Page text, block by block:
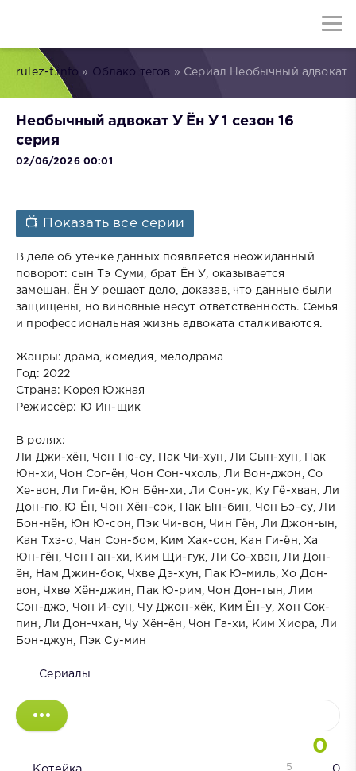
rulez-t.info » Облако тегов » Сериал Необычный адвокат
Необычный адвокат У Ён У 1 сезон 16
серия
02/06/2026 00:01
📺 Показать все серии
В деле об утечке данных появляется неожиданный
поворот: сын Тэ Суми, брат Ён У, оказывается
замешан. Ён У решает дело, доказав, что данные были
защищены, но виновные несут ответственность. Семья
и профессиональная жизнь адвоката сталкиваются.
Жанры: драма, комедия, мелодрама
Год: 2022
Страна: Корея Южная
Режиссёр: Ю Ин-щик
В ролях:
Ли Джи-хён, Чон Гю-су, Пак Чи-хун, Ли Сын-хун, Пак
Юн-хи, Чон Сог-ён, Чон Сон-чхоль, Ли Вон-джон, Со
Хе-вон, Ли Ги-ён, Юн Бён-хи, Ли Сон-ук, Ку Гё-хван, Ли
Дон-гю, Ю Ён, Чон Хён-сок, Пак Ын-бин, Чон Бэ-су, Ли
Бон-нён, Юн Ю-сон, Пэк Чи-вон, Чин Гён, Ли Джон-ын,
Кан Тхэ-о, Чан Сон-бом, Ким Хак-сон, Кан Ги-ён, Ха
Юн-гён, Чон Ган-хи, Ким Щи-гук, Ли Со-хван, Ли Дон-
ён, Нам Джин-бок, Чхве Дэ-хун, Пак Ю-миль, Хо Дон-
вон, Чхве Хён-джин, Пак Ю-рим, Чон Дон-гын, Лим
Сон-джэ, Чон И-сун, Чу Джон-хёк, Ким Ён-у, Хон Сок-
пин, Ли Дон-чхан, Чу Хён-ён, Чон Га-хи, Ким Хиора, Ли
Бон-джун, Пэк Су-мин
Сериалы
0
Котейка 0
5